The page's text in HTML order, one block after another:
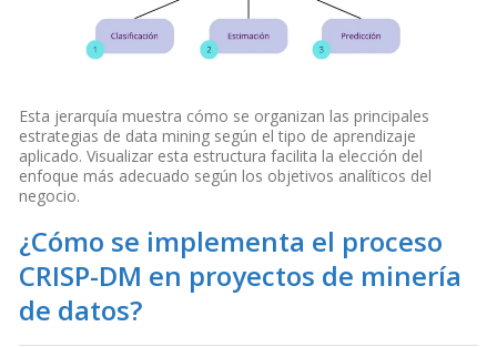
Esta jerarquía muestra cómo se organizan las principales
estrategias de data mining según el tipo de aprendizaje
aplicado. Visualizar esta estructura facilita la elección del
enfoque más adecuado según los objetivos analíticos del
negocio.
¿Cómo se implementa el proceso
CRISP-DM en proyectos de minería
de datos?